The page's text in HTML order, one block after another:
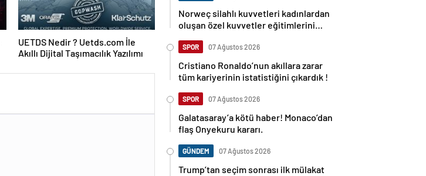
UETDS Nedir ? Uetds.com İle
Akıllı Dijital Taşımacılık Yazılımı
Norweç silahlı kuvvetleri kadınlardan
oluşan özel kuvvetler eğitimlerini
SPOR 07 Ağustos 2026
Cristiano Ronaldo’nun akıllara zarar
tüm kariyerinin istatistiğini çıkardık !
SPOR 07 Ağustos 2026
Galatasaray’a kötü haber! Monaco’dan
flaş Onyekuru kararı.
GÜNDEM 07 Ağustos 2026
Trump’tan seçim sonrası ilk mülakat